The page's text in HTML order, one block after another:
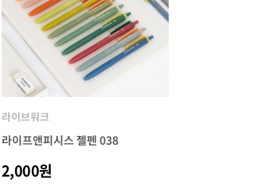
라이브워크
라이프앤피시스 젤펜 038
2,000원